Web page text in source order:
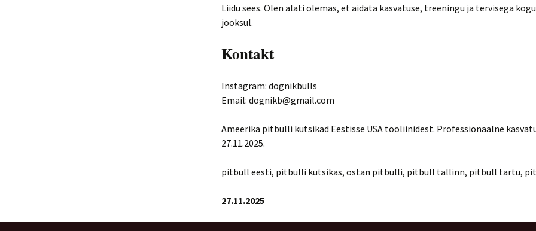
Liidu sees. Olen alati olemas, et aidata kasvatuse, treeningu ja tervisega
jooksul.
Kontakt
Instagram: dognikbulls
Email: dognikb@gmail.com
Ameerika pitbulli kutsikad Eestisse USA tööliinidest. Professionaalne
27.11.2025.
pitbull eesti, pitbulli kutsikas, ostan pitbulli, pitbull tallinn, pitbull tartu,
27.11.2025